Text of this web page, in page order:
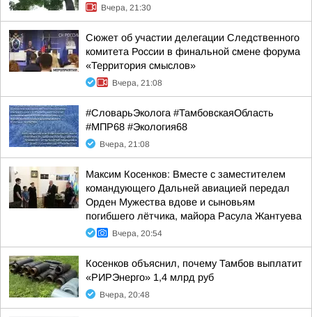
Вчера, 21:30
Сюжет об участии делегации Следственного
комитета России в финальной смене форума
«Территория смыслов»
Вчера, 21:08
#СловарьЭколога #ТамбовскаяОбласть
#МПР68 #Экология68
Вчера, 21:08
Максим Косенков: Вместе с заместителем
командующего Дальней авиацией передал
Орден Мужества вдове и сыновьям
погибшего лётчика, майора Расула Жантуева
Вчера, 20:54
Косенков объяснил, почему Тамбов выплатит
«РИРЭнерго» 1,4 млрд руб
Вчера, 20:48